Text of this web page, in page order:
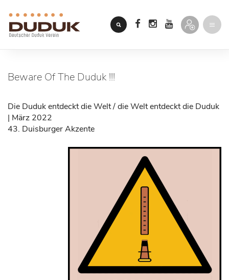
Beware Of The Duduk !!!
Die Duduk entdeckt die Welt / die Welt entdeckt die Duduk
| März 2022
43. Duisburger Akzente